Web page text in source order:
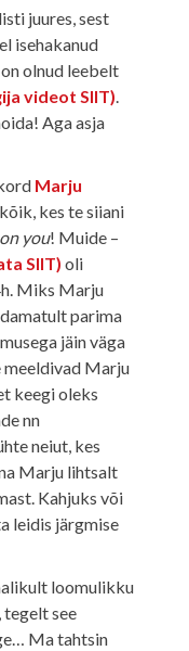
juures, sest
isehakanud
olnud leebelt
videot SIIT).
Aga asja
Marju
kes te siiani
you! Muide –
SIIT) oli
Miks Marju
parima
jäin väga
meeldivad Marju
keegi oleks
nn
neiut, kes
Marju lihtsalt
Kahjuks või
leidis järgmise
loomulikku
tegelt see
Ma tahtsin